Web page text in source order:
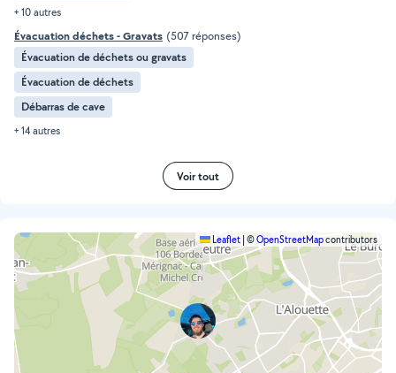
+ 10 autres
Évacuation déchets - Gravats (507 réponses)
Évacuation de déchets ou gravats
Évacuation de déchets
Débarras de cave
+ 14 autres
Voir tout
Leaflet ©OpenStreetMapcontributors